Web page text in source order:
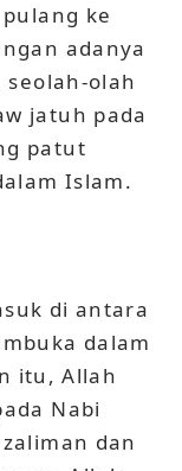
ke
adanya
olah
jatuh pada
patut
Islam.
di antara
dalam
itu, Allah
Nabi
dan